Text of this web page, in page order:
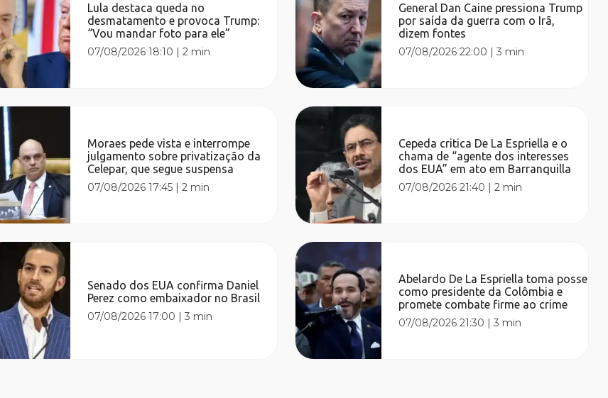
Lula destaca queda no
desmatamento e provoca Trump:
“Vou mandar foto para ele”
07/08/2026 18:10 |2 min
Moraes pede vista e interrompe
julgamento sobre privatização da
Celepar, que segue suspensa
07/08/2026 17:45 |2 min
Senado dos EUA confirma Daniel
Perez como embaixador no Brasil
07/08/2026 17:00 |3 min
General Dan Caine pressiona Trump
por saída da guerra com o Irã,
dizem fontes
07/08/2026 22:00 |3 min
Cepeda critica De La Espriella e o
chama de “agente dos interesses
dos EUA” em ato em Barranquilla
07/08/2026 21:40 |2 min
Abelardo De La Espriella toma posse
como presidente da Colômbia e
promete combate firme ao crime
07/08/2026 21:30 |3 min